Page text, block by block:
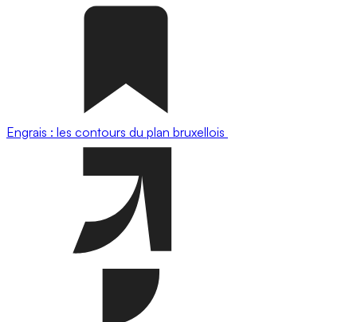
Engrais : les contours du plan bruxellois